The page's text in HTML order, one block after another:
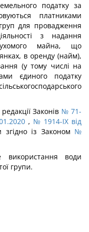
податку за
платниками
для провадження
з надання
майна, що
в оренду (найм),
(у тому числі на
єдиного податку
Законів № 71-
, № 1914-IX від
із Законом №
використання води
групи.